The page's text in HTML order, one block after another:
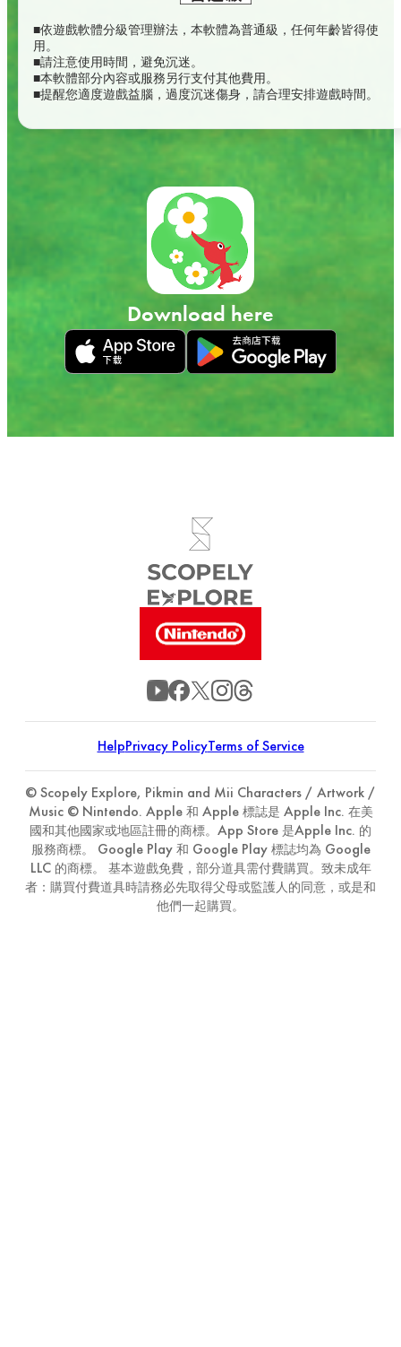
■依遊戲軟體分級管理辦法，本軟體為普通級，任何年齡皆得使
用。
■請注意使用時間，避免沉迷。
■本軟體部分內容或服務另行支付其他費用。
■提醒您適度遊戲益腦，過度沉迷傷身，請合理安排遊戲時間。
Download here
HelpPrivacy PolicyTerms of Service
© Scopely Explore, Pikmin and Mii Characters / Artwork /
Music © Nintendo. Apple 和 Apple 標誌是 Apple Inc. 在美
國和其他國家或地區註冊的商標。App Store 是Apple Inc. 的
服務商標。 Google Play 和 Google Play 標誌均為 Google
LLC 的商標。 基本遊戲免費，部分道具需付費購買。致未成年
者：購買付費道具時請務必先取得父母或監護人的同意，或是和
他們一起購買。